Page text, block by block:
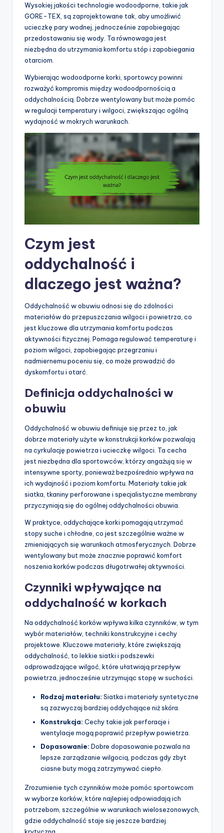
Wysokiej jakości technologie wodoodporne, takie jak
GORE-TEX, są zaprojektowane tak, aby umożliwić
ucieczkę pary wodnej, jednocześnie zapobiegając
przedostawaniu się wody. Ta równowaga jest
niezbędna do utrzymania komfortu stóp i zapobiegania
otarciom.
Wybierając wodoodporne korki, sportowcy powinni
rozważyć kompromis między wodoodpornością a
oddychalnością. Dobrze wentylowany but może pomóc
w regulacji temperatury i wilgoci, zwiększając ogólną
wydajność w mokrych warunkach.
Czym jest
oddychalność i
dlaczego jest ważna?
Oddychalność w obuwiu odnosi się do zdolności
materiałów do przepuszczania wilgoci i powietrza, co
jest kluczowe dla utrzymania komfortu podczas
aktywności fizycznej. Pomaga regulować temperaturę i
poziom wilgoci, zapobiegając przegrzaniu i
nadmiernemu poceniu się, co może prowadzić do
dyskomfortu i otarć.
Definicja oddychalności w
obuwiu
Oddychalność w obuwiu definiuje się przez to, jak
dobrze materiały użyte w konstrukcji korków pozwalają
na cyrkulację powietrza i ucieczkę wilgoci. Ta cecha
jest niezbędna dla sportowców, którzy angażująsię w
intensywne sporty, ponieważ bezpośrednio wpływa na
ich wydajność i poziom komfortu. Materiały takie jak
siatka, tkaniny perforowane i specjalistyczne membrany
przyczyniają się do ogólnej oddychalności obuwia.
W praktyce, oddychające korki pomagają utrzymać
stopy suche i chłodne, co jest szczególnie ważne w
zmieniających się warunkach atmosferycznych. Dobrze
wentylowany but może znacznie poprawić komfort
noszenia korków podczas długotrwałej aktywności.
Czynniki wpływające na
oddychalność w korkach
Na oddychalność korków wpływa kilka czynników, w tym
wybór materiałów, techniki konstrukcyjne i cechy
projektowe. Kluczowe materiały, które zwiększają
oddychalność, to lekkie siatki i podszewki
odprowadzające wilgoć, które ułatwiają przepływ
powietrza, jednocześnie utrzymując stopę w suchości.
Rodzaj materiału: Siatka i materiały syntetyczne
są zazwyczaj bardziej oddychające niż skóra.
Konstrukcja: Cechy takie jak perforacje i
wentylacje mogą poprawić przepływ powietrza.
Dopasowanie: Dobre dopasowanie pozwala na
lepsze zarządzanie wilgocią, podczas gdy zbyt
ciasne buty mogą zatrzymywać ciepło.
Zrozumienie tych czynników może pomóc sportowcom
w wyborze korków, które najlepiej odpowiadają ich
potrzebom, szczególnie w warunkach wielosezonowych,
gdzie oddychalność staje się jeszcze bardziej
krytyczna.